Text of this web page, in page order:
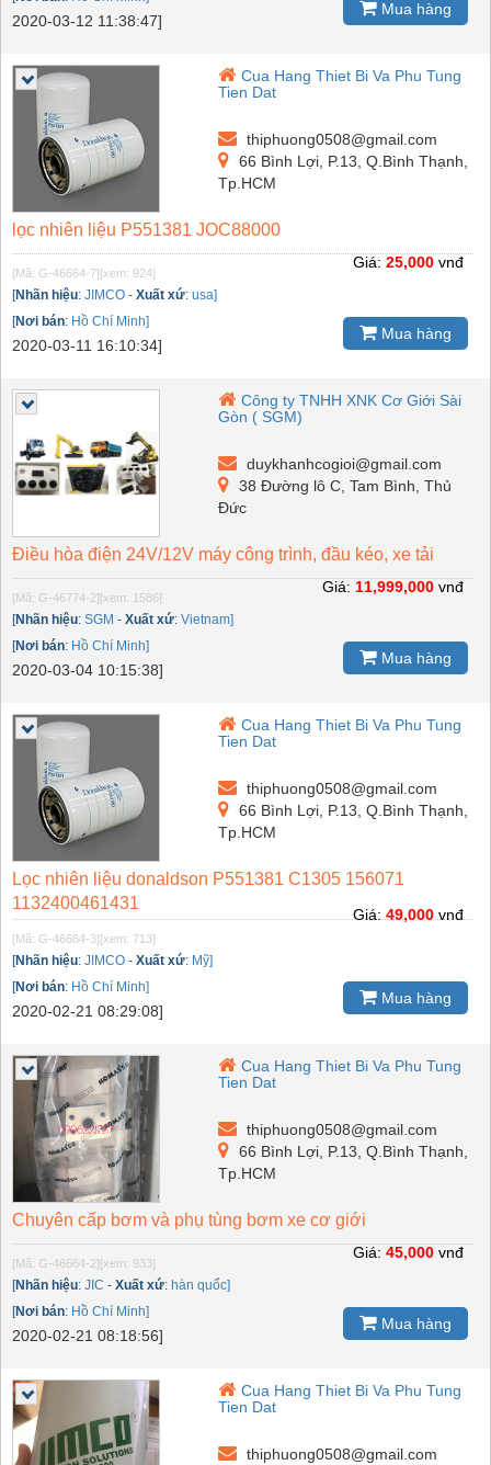
2020-03-12 11:38:47]
Mua hàng
Cua Hang Thiet Bi Va Phu Tung
Tien Dat
thiphuong0508@gmail.com
66 Bình Lợi, P.13, Q.Bình Thạnh,
Tp.HCM
lọc nhiên liệu P551381 JOC88000
[Mã: G-46664-7] [xem: 924]
[Nhãn hiệu: JIMCO - Xuất xứ: usa]
[Nơi bán: Hồ Chí Minh]
2020-03-11 16:10:34]
Giá: 25,000 vnđ
Mua hàng
Công ty TNHH XNK Cơ Giới Sài
Gòn ( SGM)
duykhanhcogioi@gmail.com
38 Đường lô C, Tam Bình, Thủ
Đức
Điều hòa điện 24V/12V máy công trình, đầu kéo, xe tải
[Mã: G-46774-2] [xem: 1586]
[Nhãn hiệu: SGM - Xuất xứ: Vietnam]
[Nơi bán: Hồ Chí Minh]
2020-03-04 10:15:38]
Giá: 11,999,000 vnđ
Mua hàng
Cua Hang Thiet Bi Va Phu Tung
Tien Dat
thiphuong0508@gmail.com
66 Bình Lợi, P.13, Q.Bình Thạnh,
Tp.HCM
Lọc nhiên liệu donaldson P551381 C1305 156071
1132400461431
[Mã: G-46664-3] [xem: 713]
[Nhãn hiệu: JIMCO - Xuất xứ: Mỹ]
[Nơi bán: Hồ Chí Minh]
2020-02-21 08:29:08]
Giá:49,000vnđ
Mua hàng
Cua Hang Thiet Bi Va Phu Tung
Tien Dat
thiphuong0508@gmail.com
66 Bình Lợi, P.13, Q.Bình Thạnh,
Tp.HCM
Chuyên cấp bơm và phụ tùng bơm xe cơ giới
[Mã: G-46664-2] [xem: 933]
[Nhãn hiệu: JIC - Xuất xứ: hàn quốc]
[Nơi bán: Hồ Chí Minh]
2020-02-21 08:18:56]
Giá: 45,000 vnđ
Mua hàng
Cua Hang Thiet Bi Va Phu Tung
Tien Dat
thiphuong0508@gmail.com